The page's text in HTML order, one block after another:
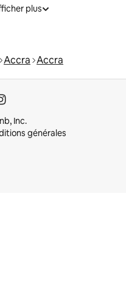
plus
Accra Accra
Inc.
générales